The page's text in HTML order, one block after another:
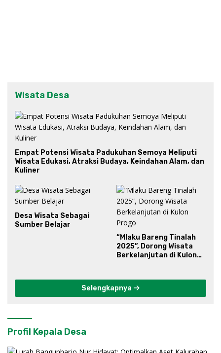
Wisata Desa
Empat Potensi Wisata Padukuhan Semoya Meliputi
Wisata Edukasi, Atraksi Budaya, Keindahan Alam, dan
Kuliner
Desa Wisata Sebagai
Sumber Belajar
“Mlaku Bareng Tinalah
2025”, Dorong Wisata
Berkelanjutan di Kulon
Selengkapnya
Profil Kepala Desa